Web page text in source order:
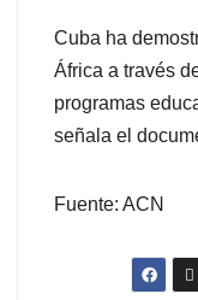
Cuba ha
África a través
programas
señala el
Fuente: ACN